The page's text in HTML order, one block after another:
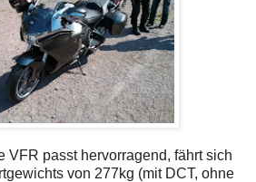
VFR passt hervorragend, fährt sich
von 277kg (mit DCT, ohne